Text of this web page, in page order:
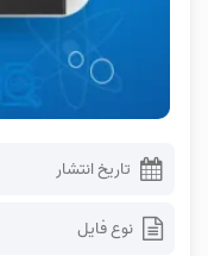
تاریخ انتشار
نوع فایل